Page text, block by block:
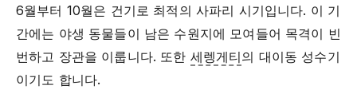
6월부터 10월은 건기로 최적의 사파리 시기입니다. 이 기
간에는 야생 동물들이 남은 수원지에 모여들어 목격이 빈
번하고 장관을 이룹니다. 또한 세렝게티의 대이동 성수기
이기도 합니다.